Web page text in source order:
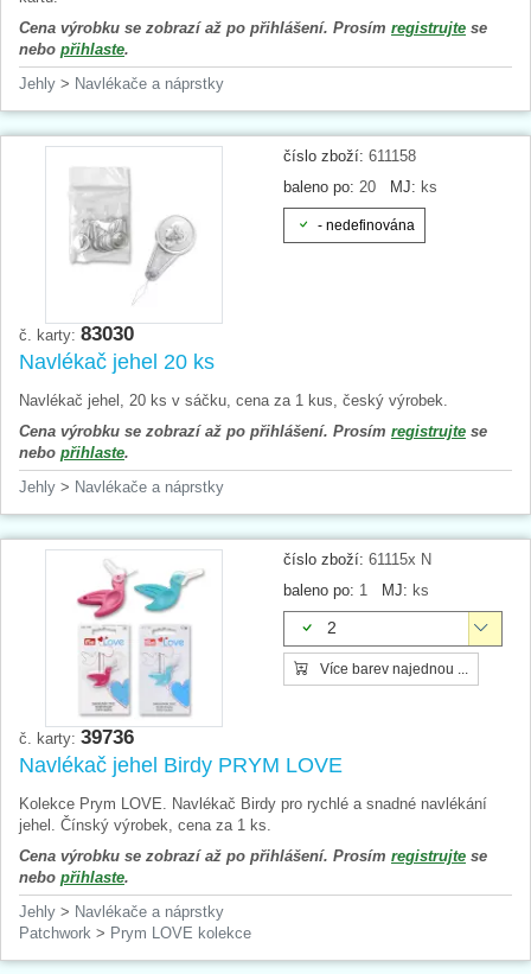
Cena výrobku se zobrazí až po přihlášení. Prosím registrujte se
nebo přihlaste.
Jehly > Navlékače a náprstky
číslo zboží: 611158
baleno po: 20 MJ: ks
- nedefinována
č. karty: 83030
Navlékač jehel 20 ks
Navlékač jehel, 20 ks v sáčku, cena za 1 kus, český výrobek.
Cena výrobku se zobrazí až po přihlášení. Prosím registrujte se
nebo přihlaste.
Jehly > Navlékače a náprstky
číslo zboží: 61115x N
baleno po: 1 MJ: ks
2
Více barev najednou ...
č. karty: 39736
Navlékač jehel Birdy PRYM LOVE
Kolekce Prym LOVE. Navlékač Birdy pro rychlé a snadné navlékání
jehel. Čínský výrobek, cena za 1 ks.
Cena výrobku se zobrazí až po přihlášení. Prosím registrujte se
nebo přihlaste.
Jehly > Navlékače a náprstky
Patchwork > Prym LOVE kolekce